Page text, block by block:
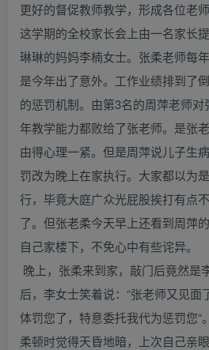
更好的督促教师教学，形成各位老
这学期的全校家长会上由一名家长
琳琳的妈妈李楠女士。张柔老师每
是今年出了意外。工作业绩排到了
的惩罚机制。由第3名的周萍老师
年教学能力都败给了张老师。是张
由得心理一紧。但是周萍说儿子生
罚改为晚上在家执行。大家都以为
行，毕竟大庭广众光屁股挨打有点
了。但张老柔今天早上还看到周萍
自己家楼下，不免心中有些诧异。
晚上，张柔来到家，敲门后竟然是
后，李女士笑着说：“张老师又见面
体罚您了，特意委托我代为惩罚您“
柔顿时觉得天昏地暗，上次自己亲